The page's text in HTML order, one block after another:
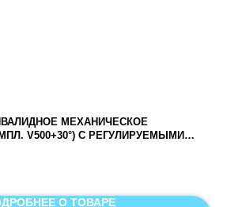
МЕХАНИЧЕСКОЕ
V500+30°) С РЕГУЛИРУЕМЫМИ
О ТОВАРЕ